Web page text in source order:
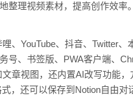
整理视频素材，提高创作效率。
、YouTube、抖音、Twitter
号、书签版、PWA客户端、
章视图，还内置AI改写功能
，还可以保存到Notion自由